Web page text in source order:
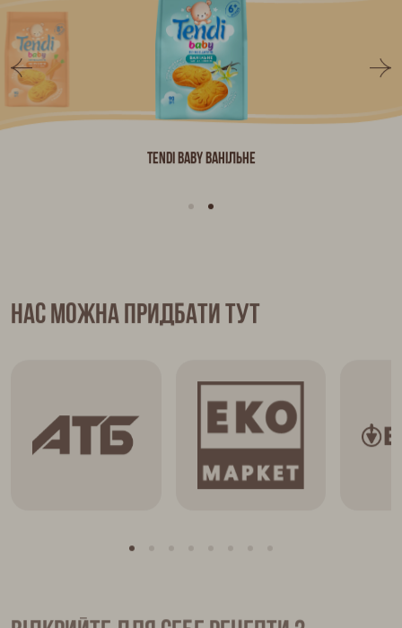
Tendi Baby ванільне
Нас можна придбати тут